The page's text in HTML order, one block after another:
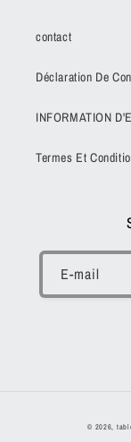
contact
Déclaration De
INFORMATION
Termes Et
E-mail
© 2026,